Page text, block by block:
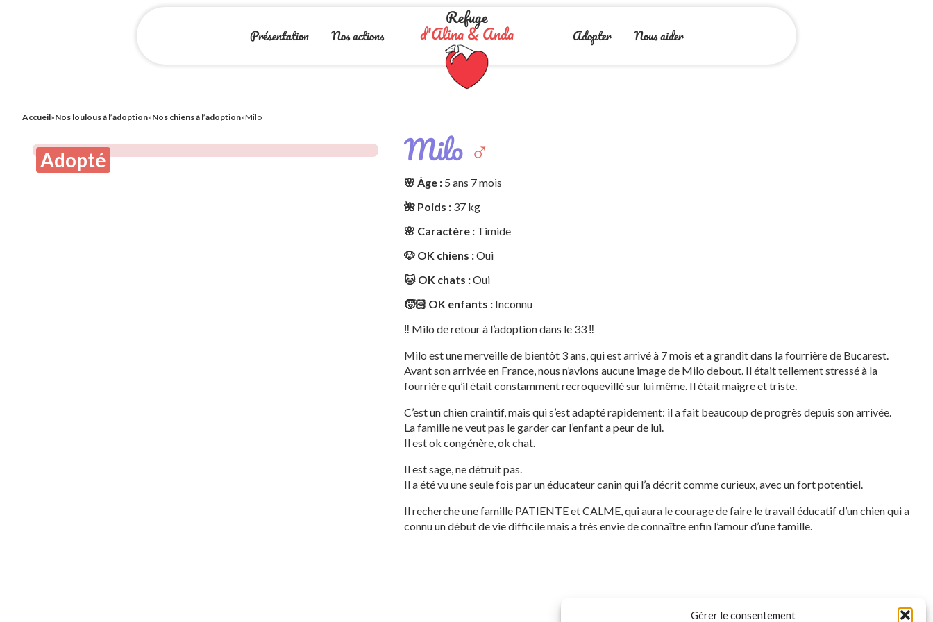
Gérer le consentement
Refuge
d'Alina & Anda
Présentation Nos actions Adopter Nous aider
Accueil»Nos loulous à l’adoption»Nos chiens à l’adoption»Milo
Adopté Milo ♂️
🌸 Âge :5 ans 7 mois
🌺 Poids :37 kg
🌸 Caractère :Timide
🐶 OK chiens :Oui
🐱 OK chats :Oui
🧒🏻 OK enfants :Inconnu
‼️ Milo de retour à l’adoption dans le 33 ‼️
Milo est une merveille de bientôt 3 ans, qui est arrivé à 7 mois et a grandit dans la fourrière de Bucarest.
Avant son arrivée en France, nous n’avions aucune image de Milo debout. Il était tellement stressé à la
fourrière qu’il était constamment recroquevillé sur lui même. Il était maigre et triste.
C’est un chien craintif, mais qui s’est adapté rapidement: il a fait beaucoup de progrès depuis son arrivée.
La famille ne veut pas le garder car l’enfant a peur de lui.
Il est ok congénère, ok chat.
Il est sage, ne détruit pas.
Il a été vu une seule fois par un éducateur canin qui l’a décrit comme curieux, avec un fort potentiel.
Il recherche une famille PATIENTE et CALME, qui aura le courage de faire le travail éducatif d’un chien qui a
connu un début de vie difficile mais a très envie de connaître enfin l’amour d’une famille.